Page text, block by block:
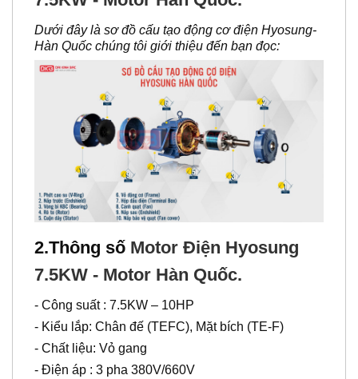
Dưới đây là sơ đồ cấu tạo động cơ điện Hyosung-
Hàn Quốc chúng tôi giới thiệu đến bạn đọc:
2.Thông sốMotor Điện Hyosung
7.5KW - Motor Hàn Quốc.
- Công suất : 7.5KW – 10HP
- Kiểu lắp: Chân đế (TEFC), Mặt bích (TE-F)
- Chất liệu: Vỏ gang
- Điện áp : 3 pha 380V/660V
- Thương hiệu xuất xứ: Hyosung - Hàn Quốc